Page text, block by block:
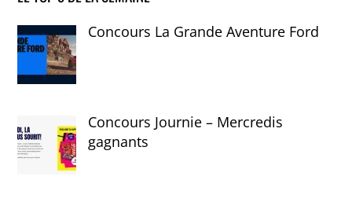
Concours La Grande Aventure Ford
Concours Journie – Mercredis
gagnants